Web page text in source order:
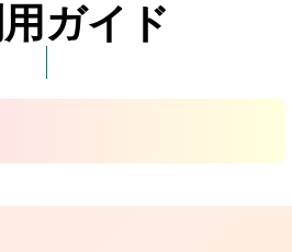
ガイド